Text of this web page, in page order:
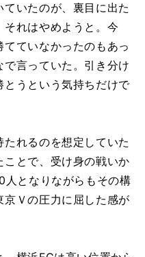
いたのが、裏目に出た
れはやめようと。今
ていなかったのもあっ
言っていた。引き分け
うという気持ちだけで
れるのを想定していた
ことで、受け身の戦いか
人となりながらもその構
Ｖの圧力に屈した感が